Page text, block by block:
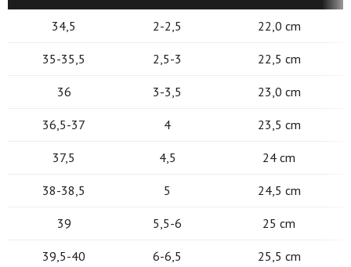
34,5 2-2,5 22,0 cm
35-35,5 2,5-3 22,5 cm
36 3-3,5 23,0 cm
36,5-37 4 23,5 cm
37,5 4,5 24 cm
38-38,5 5 24,5 cm
39 5,5-6 25 cm
39,5-40 6-6,5 25,5 cm